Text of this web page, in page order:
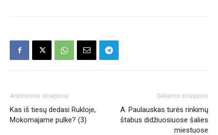
Ankstesnis straipsnis
Kas iš tiesų dedasi Rukloje,
Mokomajame pulke? (3)
Sekantis straipsnis
A. Paulauskas turės rinkimų
štabus didžiuosiuose šalies
miestuose